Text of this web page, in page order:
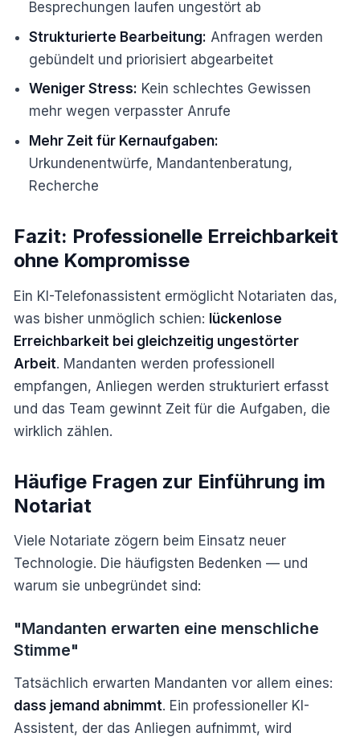
Besprechungen laufen ungestört ab
Strukturierte Bearbeitung: Anfragen werden
gebündelt und priorisiert abgearbeitet
Weniger Stress: Kein schlechtes Gewissen
mehr wegen verpasster Anrufe
Mehr Zeit für Kernaufgaben:
Urkundenentwürfe, Mandantenberatung,
Recherche
Fazit: Professionelle Erreichbarkeit
ohne Kompromisse
Ein KI-Telefonassistent ermöglicht Notariaten das,
was bisher unmöglich schien: lückenlose
Erreichbarkeit bei gleichzeitig ungestörter
Arbeit. Mandanten werden professionell
empfangen, Anliegen werden strukturiert erfasst
und das Team gewinnt Zeit für die Aufgaben, die
wirklich zählen.
Häufige Fragen zur Einführung im
Notariat
Viele Notariate zögern beim Einsatz neuer
Technologie. Die häufigsten Bedenken — und
warum sie unbegründet sind:
"Mandanten erwarten eine menschliche
Stimme"
Tatsächlich erwarten Mandanten vor allem eines:
dass jemand abnimmt. Ein professioneller KI-
Assistent, der das Anliegen aufnimmt, wird